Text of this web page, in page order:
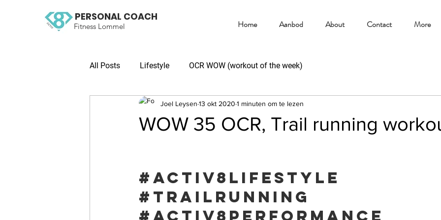
PERSONAL COACH
Fitness Lommel Home Aanbod About Contact More
All Posts Lifestyle OCR WOW (workout of the week)
WOW 35 OCR, Trail running
Joel Leysen 13 okt 2020 1 minuten om te lezen
#activ8lifestyle
#trailrunning
#activ8performance